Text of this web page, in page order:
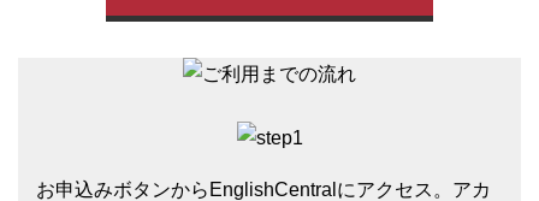
お申込みボタンからEnglishCentralにアクセス。アカ